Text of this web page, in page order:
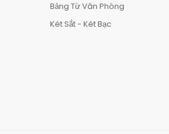
Bảng Từ Văn Phòng
Két Sắt - Két Bạc